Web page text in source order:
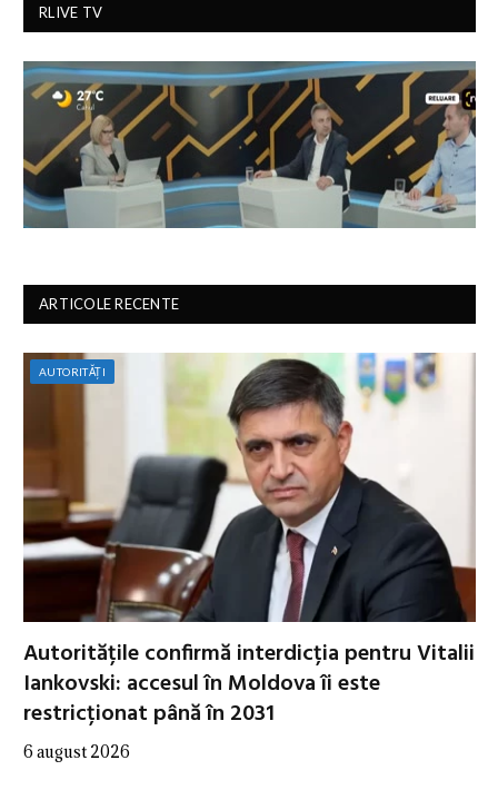
RLIVE TV
ARTICOLE RECENTE
AUTORITĂȚI
Autoritățile confirmă interdicția pentru Vitalii
Iankovski: accesul în Moldova îi este
restricționat până în 2031
6 august 2026